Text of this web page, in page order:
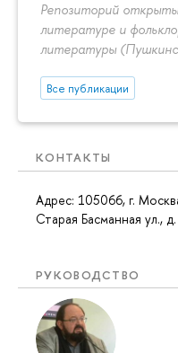
Репозиторий
литературе и
литературы
Все публикации
КОНТАКТЫ
Адрес: 105066, г.
Старая Басманная ул.,
РУКОВОДСТВО